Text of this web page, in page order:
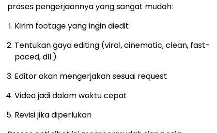
proses pengerjaannya yang sangat mudah:
Kirim footage yang ingin diedit
Tentukan gaya editing (viral, cinematic, clean, fast-
paced, dll.)
Editor akan mengerjakan sesuai request
Video jadi dalam waktu cepat
Revisi jika diperlukan